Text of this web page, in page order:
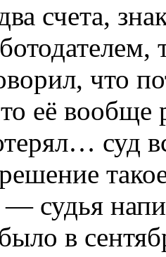
счета,
что
её
суд
— судья
в